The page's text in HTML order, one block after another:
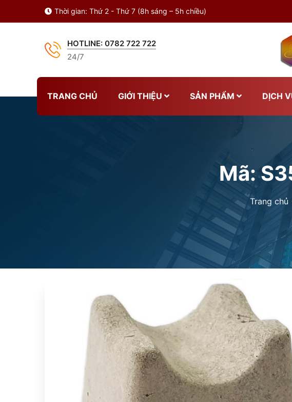
Thời gian: Thứ 2 - Thứ 7 (8h sáng – 5h chiều)
HOTLINE: 0782 722 722
24/7
TRANG CHỦ GIỚI THIỆU SẢN PHẨM DỊCH
Mã:
Trang chủ